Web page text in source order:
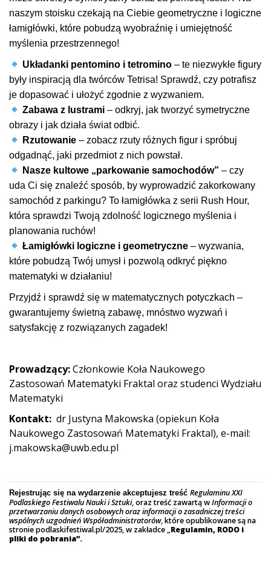
naszym stoisku czekają na Ciebie geometryczne i logiczne
łamigłówki, które pobudzą wyobraźnię i umiejętność
myślenia przestrzennego!
Układanki pentomino i tetromino – te niezwykłe figury
były inspiracją dla twórców Tetrisa! Sprawdź, czy potrafisz
je dopasować i ułożyć zgodnie z wyzwaniem.
Zabawa z lustrami – odkryj, jak tworzyć symetryczne
obrazy i jak działa świat odbić.
Rzutowanie – zobacz rzuty różnych figur i spróbuj
odgadnąć, jaki przedmiot z nich powstał.
Nasze kultowe „parkowanie samochodów” – czy
uda Ci się znaleźć sposób, by wyprowadzić zakorkowany
samochód z parkingu? To łamigłówka z serii Rush Hour,
która sprawdzi Twoją zdolność logicznego myślenia i
planowania ruchów!
Łamigłówki logiczne i geometryczne – wyzwania,
które pobudzą Twój umysł i pozwolą odkryć piękno
matematyki w działaniu!
Przyjdź i sprawdź się w matematycznych potyczkach –
gwarantujemy świetną zabawę, mnóstwo wyzwań i
satysfakcję z rozwiązanych zagadek!
Prowadzący:Członkowie Koła Naukowego
Zastosowań Matematyki Fraktal oraz studenci Wydziału
Matematyki
Kontakt: dr Justyna Makowska (opiekun Koła
Naukowego Zastosowań Matematyki Fraktal), e-mail:
j.makowska@uwb.edu.pl
Rejestrując się na wydarzenie akceptujesz treść Regulaminu XXI
Podlaskiego Festiwalu Nauki i Sztuki, oraz treść zawartą wInformacji o
przetwarzaniu danych osobowych oraz informacji o zasadniczej treści
wspólnych uzgodnień Współadministratorów, które opublikowane są na
stronie podlaskifestiwal.pl/2025, w zakładce „Regulamin, RODO i
pliki do pobrania”.